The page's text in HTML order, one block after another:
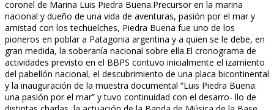
coronel de Marina Luis Piedra Buena.Precursor en la marina
nacional y dueño de una vida de aventuras, pasión por el mar y
amistad con los techuelches, Piedra Buena fue uno de los
pioneros en poblar a Patagonia argentina y a quien se le debe, en
gran medida, la soberanía nacional sobre ella.El cronograma de
actividades previsto en el BBPS contuvo inicialmente el izamiento
del pabellón nacional, el descubrimiento de una placa bicontinental
y la inauguración de la muestra documental “Luis Piedra Buena:
una pasión por el mar” y tuvo continuidad con el desarro- llo de